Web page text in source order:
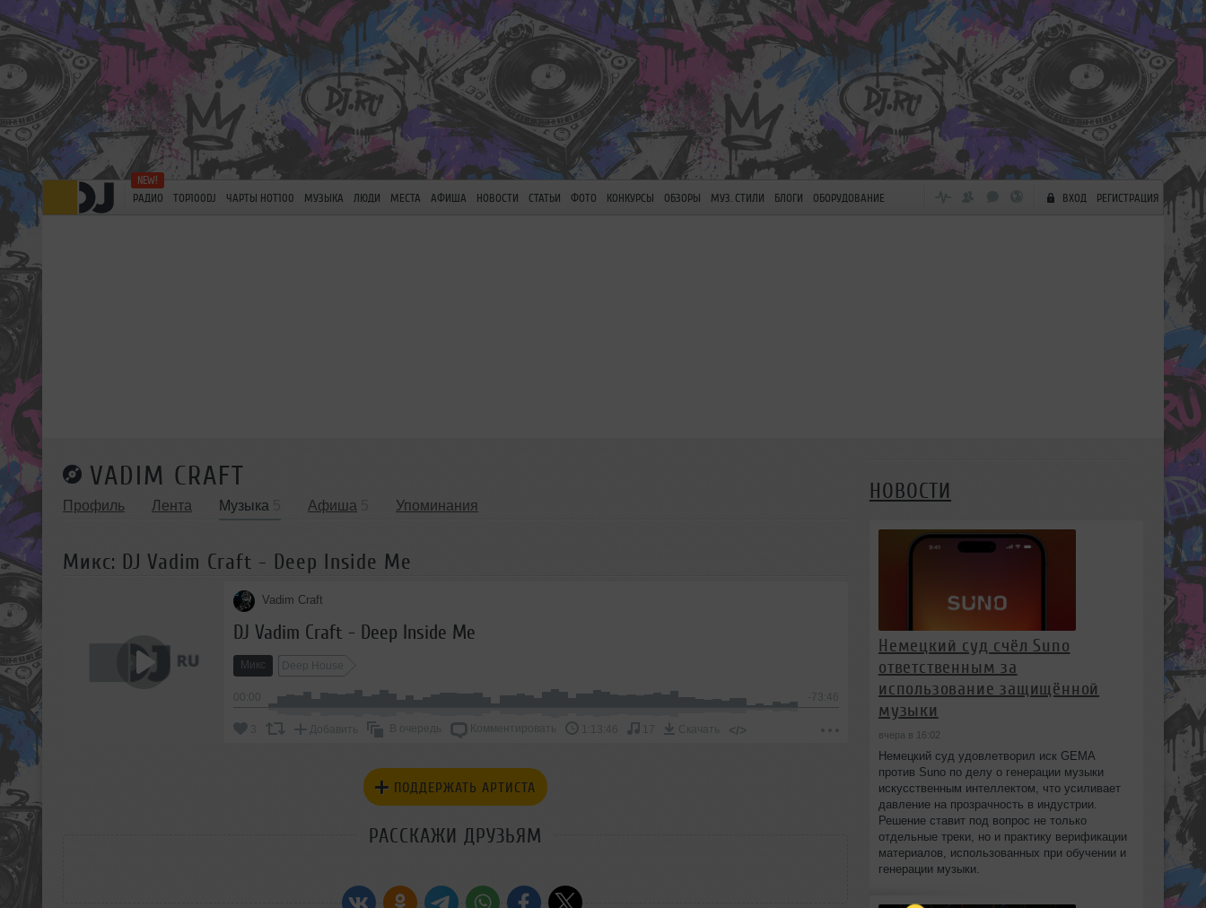
РАДИО TOP100DJ ЧАРТЫ HOT100 МУЗЫКА ЛЮДИ МЕСТА АФИША НОВОСТИ СТАТЬИ ФОТО КОНКУРСЫ ОБЗОРЫ МУЗ. СТИЛИ БЛОГИ ОБОРУДОВАНИЕ ВХОД РЕГИСТРАЦИЯ
VADIM CRAFT
Профиль Лента Музыка Афиша Упоминания
Микс: DJ Vadim Craft - Deep Inside Me
Vadim Craft
DJ Vadim Craft - Deep Inside Me
Микс Deep House
-73:46
3 Добавить В очередь Комментировать 1:13:46 17 Скачать </>
ПОДДЕРЖАТЬ АРТИСТА
РАССКАЖИ ДРУЗЬЯМ
НОВОСТИ
Немецкий суд счёл Suno
ответственным за
использование защищённой
музыки
вчера в 16:02
Немецкий суд удовлетворил иск GEMA
против Suno по делу о генерации музыки
искусственным интеллектом, что усиливает
давление на прозрачность в индустрии.
Решение ставит под вопрос не только
отдельные треки, но и практику верификации
материалов, использованных при обучении и
генерации музыки.